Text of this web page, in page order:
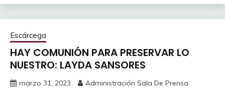
Escárcega
HAY COMUNIÓN PARA PRESERVAR LO
NUESTRO: LAYDA SANSORES
marzo 31, 2023 Administración Sala De Prensa